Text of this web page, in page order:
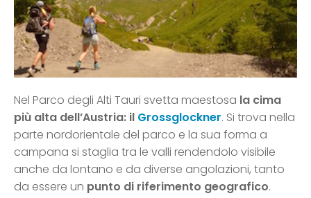
Nel Parco degli Alti Tauri svetta maestosa la cima
più alta dell’Austria: il Grossglockner. Si trova nella
parte nordorientale del parco e la sua forma a
campana si staglia tra le valli rendendolo visibile
anche da lontano e da diverse angolazioni, tanto
da essere un punto di riferimento geografico.